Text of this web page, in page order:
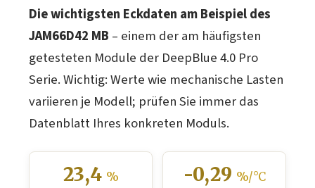
Die wichtigsten Eckdaten am Beispiel des
JAM66D42 MB – einem der am häufigsten
getesteten Module der DeepBlue 4.0 Pro
Serie. Wichtig: Werte wie mechanische Lasten
variieren je Modell; prüfen Sie immer das
Datenblatt Ihres konkreten Moduls.
23,4 % -0,29 %/°C